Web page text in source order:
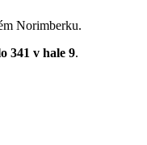
Norimberku.
341 v hale 9.